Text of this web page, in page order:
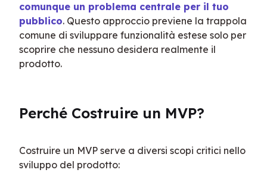
comunque un problema centrale per il tuo
pubblico. Questo approccio previene la trappola
comune di sviluppare funzionalità estese solo per
scoprire che nessuno desidera realmente il
prodotto.
Perché Costruire un MVP?
Costruire un MVP serve a diversi scopi critici nello
sviluppo del prodotto: